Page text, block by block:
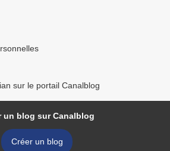
sur le portail Canalblog
un blog sur Canalblog
Créer un blog